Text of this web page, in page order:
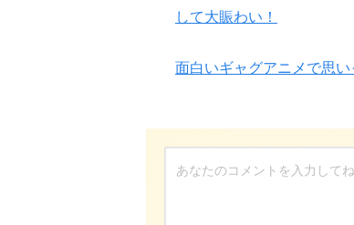
して大賑わい！
面白いギャグアニメで思